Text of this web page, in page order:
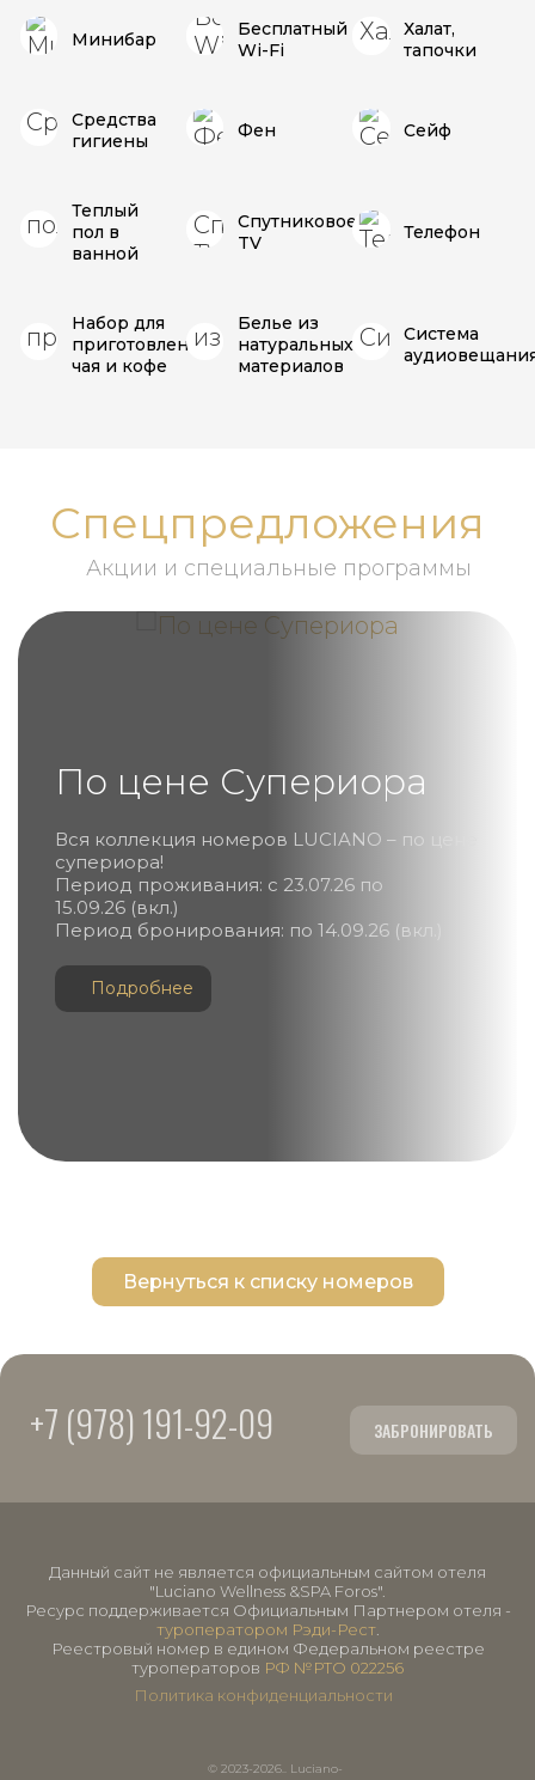
Минибар
Бесплатный
Wi-Fi
Халат,
тапочки
Средства
гигиены
Фен Сейф
Теплый
пол в
ванной
Спутниковое
TV
Телефон
Набор для
приготовления
чая и кофе
Белье из
натуральных
материалов
Система
Спецпредложения
Акции и специальные программы
По цене Супериора
Вся коллекция номеров LUCIANO – по цене
супериора!
Период проживания: с 23.07.26 по
15.09.26 (вкл.)
Период бронирования: по 14.09.26 (вкл.)
Подробнее
Вернуться к списку номеров
+7 (978) 191-92-09 ЗАБРОНИРОВАТЬ
Данный сайт не является официальным сайтом отеля
"Luciano Wellness &SPA Foros".
Ресурс поддерживается Официальным Партнером отеля -
туроператором Рэди-Рест.
Реестровый номер в едином Федеральном реестре
туроператоров РФ №РТО 022256
Политика конфиденциальности
© 2023-2026.. Luciano-